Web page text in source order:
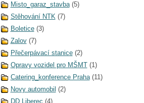
Misto_garaz_stavba (5)
Stěhování NTK (7)
Boletice (3)
Zalov (7)
Přečerpávací stanice (2)
Opravy vozidel pro MŠMT (1)
Catering_konference Praha (11)
Novy automobil (2)
DD Liberec (4)